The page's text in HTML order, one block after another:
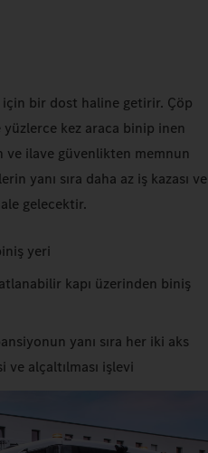
bir dost haline getirir. Çöp
kez araca binip inen
ve ilave güvenlikten memnun
yanı sıra daha az iş kazası ve
gelecektir.
yeri
kapı üzerinden biniş
yanı sıra her iki aks
ve alçaltılması işlevi